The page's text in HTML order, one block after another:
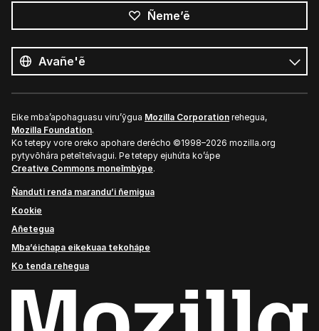
Ñeme’ẽ
ñe’ẽ
Ñe’ẽ
Eike mba’apohaguasu viru’ỹgua Mozilla Corporation rehegua,
Mozilla Foundation.
Ko tetepy vore oreko apohare derécho ©1998–2026 mozilla.org
pytyvõhára peteĩteĩvagui. Pe tetepy ejuhúta ko’ápe
Creative Commons moneĩmbýpe.
Ñanduti renda marandu’i ñemigua
Kookie
Añetegua
Mba’éichapa eikekuaa tekohápe
Ko tenda rehegua